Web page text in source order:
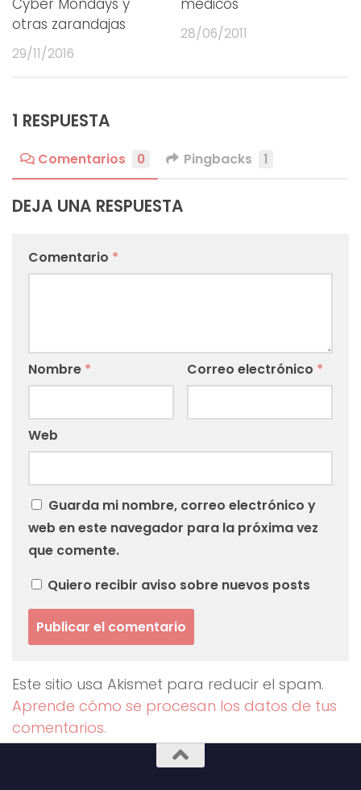
Cyber Mondays y
otras zarandajas
29/11/2016
médicos
28/06/2011
1 RESPUESTA
Comentarios 0 Pingbacks 1
DEJA UNA RESPUESTA
Comentario *
Nombre * Correo electrónico *
Web
Guarda mi nombre, correo electrónico y
web en este navegador para la próxima vez
que comente.
Quiero recibir aviso sobre nuevos posts
Este sitio usa Akismet para reducir el spam.
Aprende cómo se procesan los datos de tus
comentarios.